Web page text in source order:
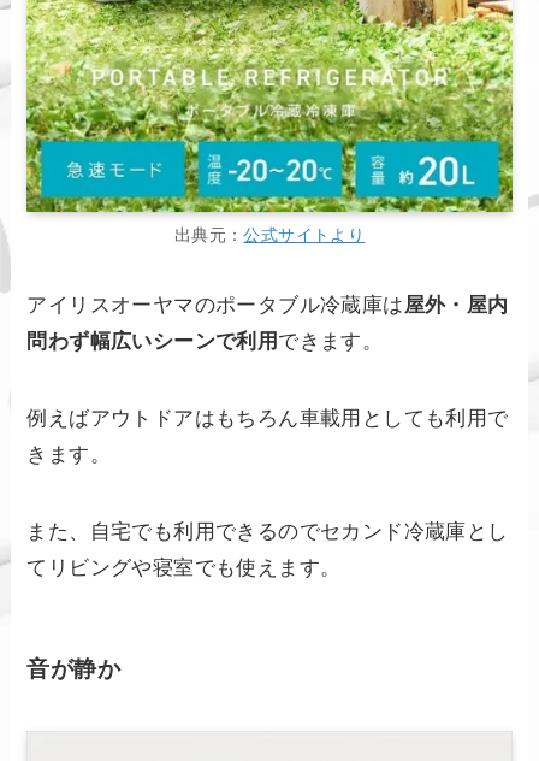
出典元：公式サイトより
アイリスオーヤマのポータブル冷蔵庫は屋外・屋内
問わず幅広いシーンで利用 できます。
例えばアウトドアはもちろん車載用としても利用で
きます。
また、自宅でも利用できるのでセカンド冷蔵庫とし
てリビングや寝室でも使えます。
音が静か